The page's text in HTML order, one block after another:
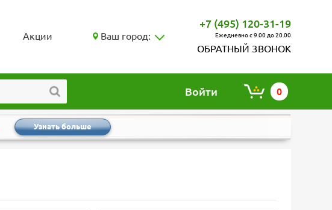
Акции Ваш город:
+7 (495) 120-31-19
Ежедневно с 9.00 до 20.00
ОБРАТНЫЙ ЗВОНОК
Войти 0
Узнать больше